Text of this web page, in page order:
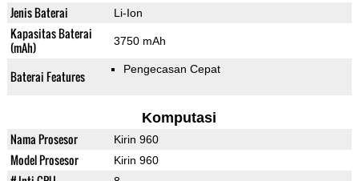
Jenis Baterai Li-Ion
Kapasitas Baterai
(mAh)
3750 mAh
Baterai Features Pengecasan Cepat
Komputasi
Nama Prosesor Kirin 960
Model Prosesor Kirin 960